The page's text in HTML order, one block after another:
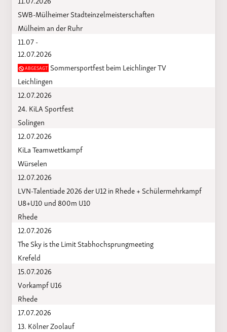
SWB-Mülheimer Stadteinzelmeisterschaften
Mülheim an der Ruhr
11.07 -
12.07.2026
ABGESAGTSommersportfest beim Leichlinger TV
Leichlingen
12.07.2026
24. KiLA Sportfest
Solingen
12.07.2026
KiLa Teamwettkampf
Würselen
12.07.2026
LVN-Talentiade 2026 der U12 in Rhede + Schülermehrkampf
U8+U10 und 800m U10
Rhede
12.07.2026
The Sky is the Limit Stabhochsprungmeeting
Krefeld
15.07.2026
Vorkampf U16
Rhede
17.07.2026
13. Kölner Zoolauf